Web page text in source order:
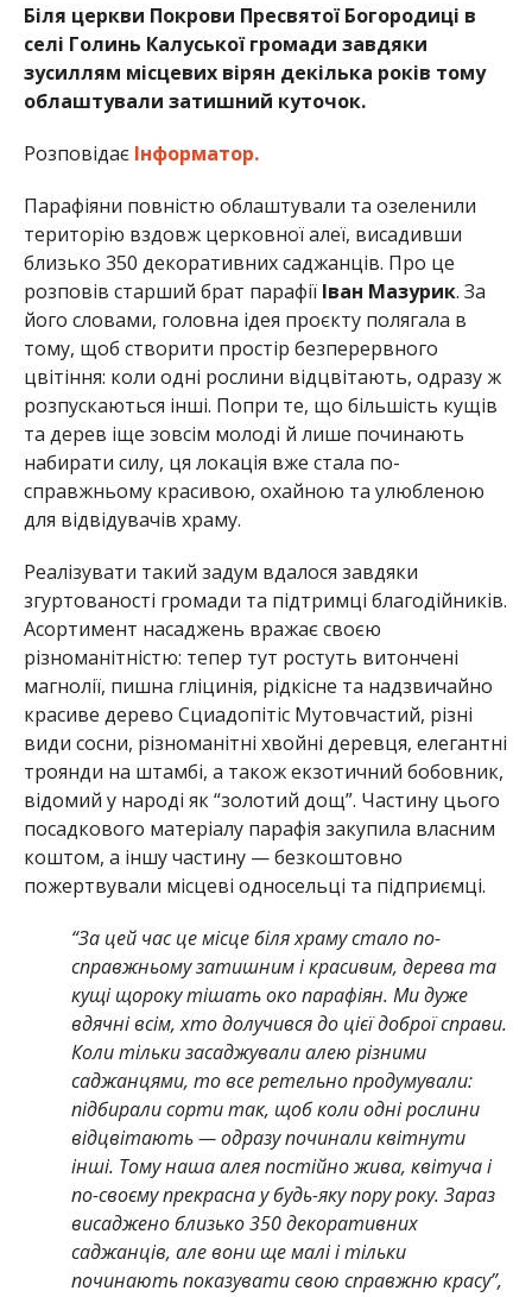
Біля церкви Покрови Пресвятої Богородиці в
селі Голинь Калуської громади завдяки
зусиллям місцевих вірян декілька років тому
облаштували затишний куточок.
Розповідає Інформатор.
Парафіяни повністю облаштували та озеленили
територію вздовж церковної алеї, висадивши
близько 350 декоративних саджанців. Про це
розповів старший брат парафіїІван Мазурик. За
його словами, головна ідея проєкту полягала в
тому, щоб створити простір безперервного
цвітіння: коли одні рослини відцвітають, одразу ж
розпускаються інші. Попри те, що більшість кущів
та дерев іще зовсім молоді й лише починають
набирати силу, ця локація вже стала по-
справжньому красивою, охайною та улюбленою
для відвідувачів храму.
Реалізувати такий задум вдалося завдяки
згуртованості громади та підтримці благодійників.
Асортимент насаджень вражає своєю
різноманітністю: тепер тут ростуть витончені
магнолії, пишна гліцинія, рідкісне та надзвичайно
красиве дерево Сциадопітіс Мутовчастий, різні
види сосни, різноманітні хвойні деревця, елегантні
троянди на штамбі, а також екзотичний бобовник,
відомий у народі як “золотий дощ”. Частину цього
посадкового матеріалу парафія закупила власним
коштом, а іншу частину — безкоштовно
пожертвували місцеві односельці та підприємці.
“За цей час це місце біля храму стало по-
справжньому затишним і красивим, дерева та
кущі щороку тішать око парафіян. Ми дуже
вдячні всім, хто долучився до цієї доброї справи.
Коли тільки засаджували алею різними
саджанцями, то все ретельно продумували:
підбирали сорти так, щоб коли одні рослини
відцвітають — одразу починали квітнути
інші. Тому наша алея постійно жива, квітуча і
по-своєму прекрасна у будь-яку пору року. Зараз
висаджено близько 350 декоративних
саджанців, але вони ще малі і тільки
починають показувати свою справжню красу”,